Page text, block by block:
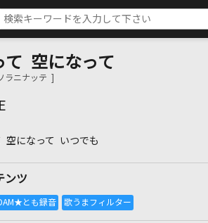
て 空になって
ラニナッテ ]
空になって いつでも
ンツ